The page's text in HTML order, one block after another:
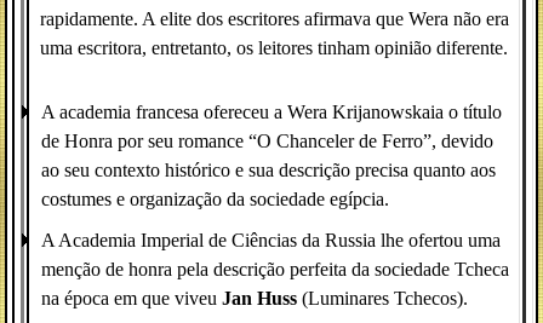
rapidamente. A elite dos escritores afirmava que Wera não era
uma escritora, entretanto, os leitores tinham opinião diferente.
A academia francesa ofereceu a Wera Krijanowskaia o título
de Honra por seu romance “O Chanceler de Ferro”, devido
ao seu contexto histórico e sua descrição precisa quanto aos
costumes e organização da sociedade egípcia.
A Academia Imperial de Ciências da Russia lhe ofertou uma
menção de honra pela descrição perfeita da sociedade Tcheca
na época em que viveu Jan Huss (Luminares Tchecos).